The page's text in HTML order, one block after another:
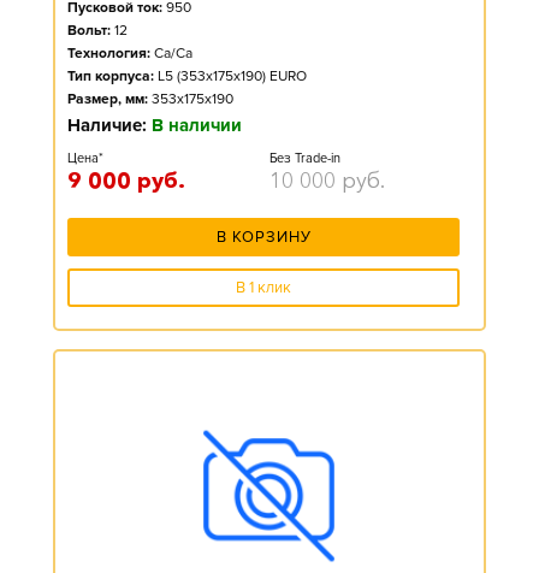
Пусковой ток: 950
Вольт: 12
Технология: Ca/Ca
Тип корпуса: L5 (353x175x190) EURO
Размер, мм: 353x175x190
Наличие: В наличии
Цена*
9 000 руб.
Без Trade-in
10 000 руб.
В КОРЗИНУ
В 1 клик